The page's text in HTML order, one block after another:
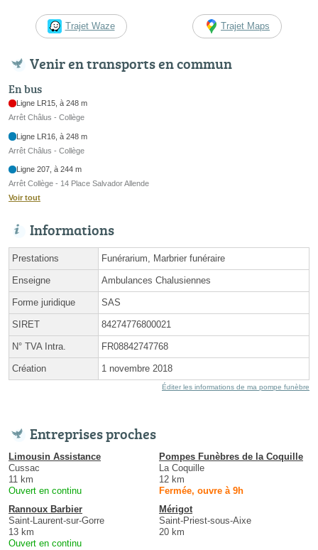
Trajet Waze Trajet Maps
Venir en transports en commun
En bus
Ligne LR15, à 248 m
Arrêt Châlus - Collège
Ligne LR16, à 248 m
Arrêt Châlus - Collège
Ligne 207, à 244 m
Arrêt Collège - 14 Place Salvador Allende
Voir tout
Informations
Prestations Funérarium, Marbrier funéraire
Enseigne Ambulances Chalusiennes
Forme juridique SAS
SIRET 84274776800021
N° TVA Intra. FR08842747768
Création 1 novembre 2018
Éditer les informations de ma pompe funèbre
Entreprises proches
Limousin Assistance
Cussac
11 km
Ouvert en continu
Pompes Funèbres de la Coquille
La Coquille
12 km
Fermée, ouvre à 9h
Rannoux Barbier
Saint-Laurent-sur-Gorre
13 km
Ouvert en continu
Mérigot
Saint-Priest-sous-Aixe
20 km